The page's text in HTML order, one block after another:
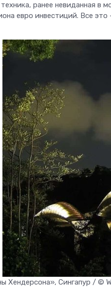
ранее невиданная в
евро инвестиций. Все это
Хендерсона», Сингапур / ©